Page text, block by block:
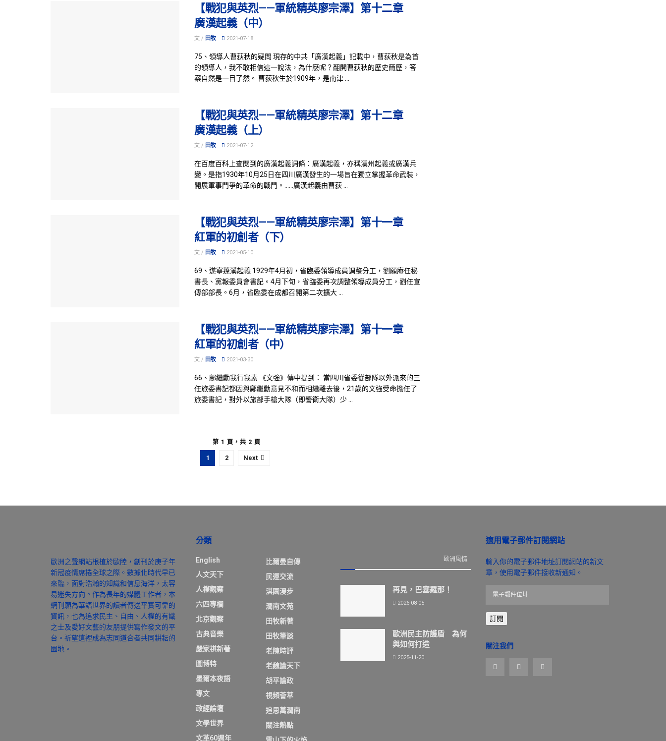
【戰犯與英烈——軍統精英廖宗澤】第十二章
廣漢起義（中）
文 / 田牧 2021-07-18
75、領導人曹荻秋的疑問 現存的中共「廣漢起義」記載中，曹荻秋是為首
的領導人，我不敢相信這一說法，為什麽呢？翻開曹荻秋的歷史簡歷，答
案自然是一目了然。 曹荻秋生於1909年，是南津 ...
【戰犯與英烈——軍統精英廖宗澤】第十二章
廣漢起義（上）
文 / 田牧 2021-07-12
在百度百科上查閱到的廣漢起義詞條：廣漢起義，亦稱漢州起義或廣漢兵
變。是指1930年10月25日在四川廣漢發生的一場旨在獨立掌握革命武裝，
開展軍事鬥爭的革命的戰鬥。……廣漢起義由曹荻 ...
【戰犯與英烈——軍統精英廖宗澤】第十一章
紅軍的初創者（下）
文 / 田牧 2021-05-10
69、遂寧蓬溪起義 1929年4月初，省臨委領導成員調整分工，劉願庵任秘
書長、黨報委員會書記。4月下旬，省臨委再次調整領導成員分工，劉任宣
傳部部長。6月，省臨委在成都召開第二次擴大 ...
【戰犯與英烈——軍統精英廖宗澤】第十一章
紅軍的初創者（中）
文 / 田牧 2021-03-30
66、鄺繼勳我行我素 《文強》傳中提到： 當四川省委從部隊以外派來的三
任旅委書記都因與鄺繼勳意見不和而相繼離去後，21歲的文強受命擔任了
旅委書記，對外以旅部手槍大隊（即警衛大隊）少 ...
第 1 頁，共 2 頁
1 2 Next
歐洲之聲網站根植於歐陸，創刊於庚子年
新冠疫情席捲全球之際。數據化時代早已
來臨，面對浩瀚的知識和信息海洋，太容
易迷失方向。作為長年的媒體工作者，本
網刊願為華語世界的讀者傳送平實可靠的
資訊，也為追求民主、自由、人權的有識
之士及愛好文藝的友朋提供寫作發文的平
台。祈望這裡成為志同道合者共同耕耘的
園地。
分類
English
人文天下
人權觀察
六四專欄
北京觀察
古典音樂
嚴家祺新著
圖博特
墨爾本夜語
專文
政經論壇
文學世界
文革60週年
比爾曼自傳
民運交流
淇園漫步
潤南文苑
田牧新著
田牧筆談
老陳時評
老魏論天下
胡平論政
視頻薈萃
追思萬潤南
關注熱點
歐洲風情
再見，巴塞羅那！
2026-08-05
歐洲民主防護盾 為何
與如何打造
2025-11-20
適用電子郵件訂閱網站
輸入你的電子郵件地址訂閱網站的新文
章，使用電子郵件接收新通知。
郵
件
址
訂閱
關注我們